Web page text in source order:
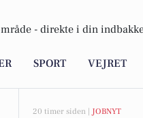
- direkte i din
SPORT VEJRET
20 timer siden | JOBNYT